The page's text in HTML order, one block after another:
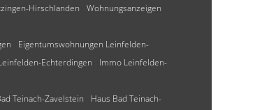
Hirschlanden
Wohnungsanzeigen
Eigentumswohnungen Leinfelden-
Echterdingen
Immo Leinfelden-
Teinach-Zavelstein
Haus Bad Teinach-